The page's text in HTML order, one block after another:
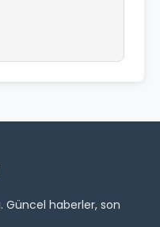
Güncel haberler, son